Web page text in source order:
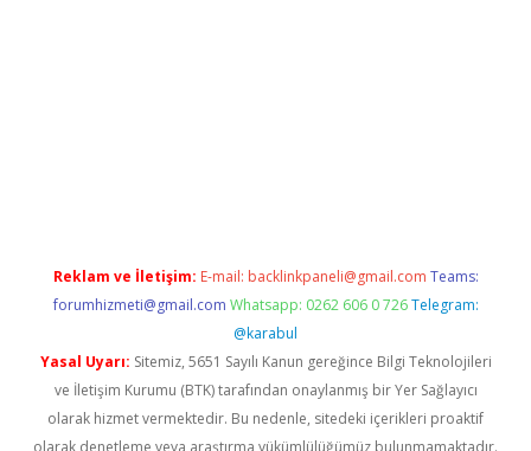
Reklam ve İletişim: E-mail: backlinkpaneli@gmail.com Teams:
forumhizmeti@gmail.com Whatsapp: 0262 606 0 726 Telegram:
@karabul
Yasal Uyarı: Sitemiz, 5651 Sayılı Kanun gereğince Bilgi Teknolojileri
ve İletişim Kurumu (BTK) tarafından onaylanmış bir Yer Sağlayıcı
olarak hizmet vermektedir. Bu nedenle, sitedeki içerikleri proaktif
olarak denetleme veya araştırma yükümlülüğümüz bulunmamaktadır.